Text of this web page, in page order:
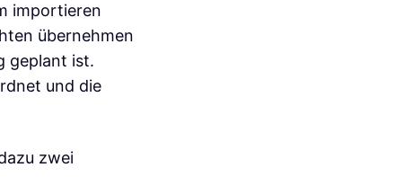
importieren
übernehmen
geplant ist.
und die
zwei